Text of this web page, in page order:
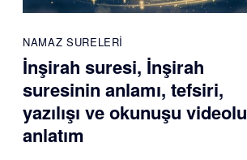
NAMAZ SURELERI
İnşirah suresi, İnşirah
suresinin anlamı, tefsiri,
yazılışı ve okunuşu videolu
anlatım